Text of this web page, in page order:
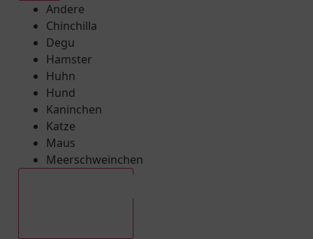
Andere
Chinchilla
Degu
Hamster
Huhn
Hund
Kaninchen
Katze
Maus
Meerschweinchen